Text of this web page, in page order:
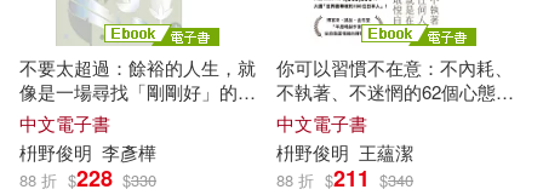
不要太超過：餘裕的人生，就
像是一場尋找「剛剛好」的旅
程——重新找回內心平衡的禪
練習 (電子書)
中文電子書
枡野俊明 李彥樺
88 折 $228 $330
你可以習慣不在意：不內耗、
不執著、不迷惘的62個心態重
整練習 (電子書)
中文電子書
枡野俊明 王蘊潔
88 折 $211 $340